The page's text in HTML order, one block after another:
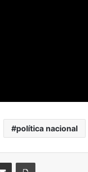
política nacional